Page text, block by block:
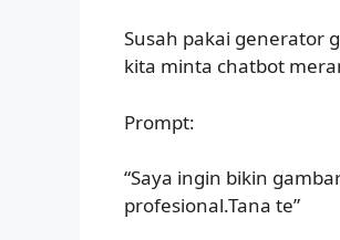
Susah pakai generator
kita minta chatbot
Prompt:
“Saya ingin bikin
profesional.Tana te”